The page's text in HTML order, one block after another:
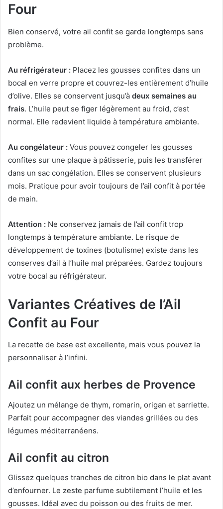
Four
Bien conservé, votre ail confit se garde longtemps sans
problème.
Au réfrigérateur : Placez les gousses confites dans un
bocal en verre propre et couvrez-les entièrement d’huile
d’olive. Elles se conservent jusqu’à deux semaines au
frais. L’huile peut se figer légèrement au froid, c’est
normal. Elle redevient liquide à température ambiante.
Au congélateur : Vous pouvez congeler les gousses
confites sur une plaque à pâtisserie, puis les transférer
dans un sac congélation. Elles se conservent plusieurs
mois. Pratique pour avoir toujours de l’ail confit à portée
de main.
Attention : Ne conservez jamais de l’ail confit trop
longtemps à température ambiante. Le risque de
développement de toxines (botulisme) existe dans les
conserves d’ail à l’huile mal préparées. Gardez toujours
votre bocal au réfrigérateur.
Variantes Créatives de l’Ail
Confit au Four
La recette de base est excellente, mais vous pouvez la
personnaliser à l’infini.
Ail confit aux herbes de Provence
Ajoutez un mélange de thym, romarin, origan et sarriette.
Parfait pour accompagner des viandes grillées ou des
légumes méditerranéens.
Ail confit au citron
Glissez quelques tranches de citron bio dans le plat avant
d’enfourner. Le zeste parfume subtilement l’huile et les
gousses. Idéal avec du poisson ou des fruits de mer.